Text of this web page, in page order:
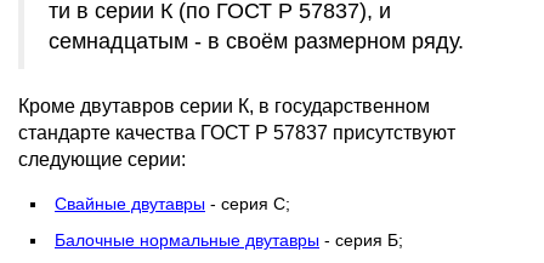
ти в серии К (по ГОСТ Р 57837), и
семнадцатым - в своём размерном ряду.
Кроме двутавров серии К, в государственном
стандарте качества ГОСТ Р 57837 присутствуют
следующие серии:
Свайные двутавры - серия С;
Балочные нормальные двутавры - серия Б;